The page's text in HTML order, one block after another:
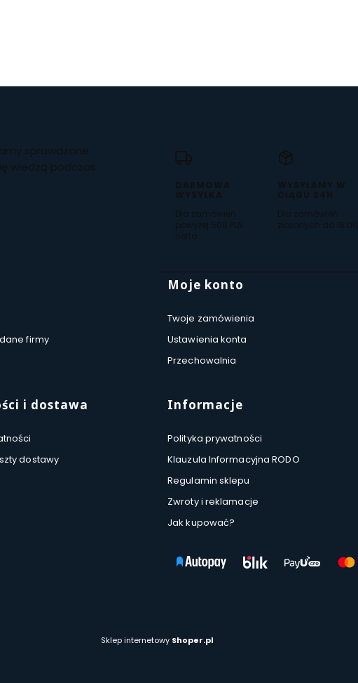
sprawdzone
wiedzą podczas
DARMOWA
WYSYŁKA
Dla zamówień
powyżej 500 PLN
netto
WYSYŁAMY W
CIĄGU 24H
Dla zamówień
złożonych do 16:00
firmy
Moje konto
Twoje zamówienia
Ustawienia konta
Przechowalnia
i dostawa
dostawy
Informacje
Polityka prywatności
Klauzula Informacyjna RODO
Regulamin sklepu
Zwroty i reklamacje
Jak kupować?
Sklep internetowy Shoper.pl